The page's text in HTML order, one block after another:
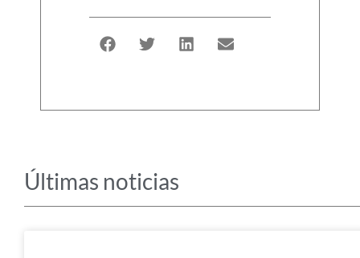
Últimas noticias